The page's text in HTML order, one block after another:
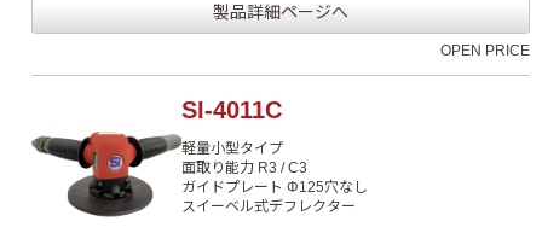
製品詳細ページへ
OPEN PRICE
SI-4011C
軽量小型タイプ
面取り能力 R3 / C3
ガイドプレート Φ125穴なし
スイーベル式デフレクター